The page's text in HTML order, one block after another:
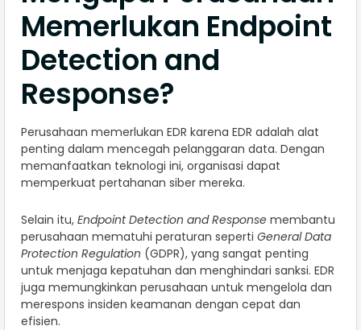
Memerlukan Endpoint
Detection and
Response?
Perusahaan memerlukan EDR karena EDR adalah alat
penting dalam mencegah pelanggaran data. Dengan
memanfaatkan teknologi ini, organisasi dapat
memperkuat pertahanan siber mereka.
Selain itu, Endpoint Detection and Response membantu
perusahaan mematuhi peraturan seperti General Data
Protection Regulation (GDPR), yang sangat penting
untuk menjaga kepatuhan dan menghindari sanksi. EDR
juga memungkinkan perusahaan untuk mengelola dan
merespons insiden keamanan dengan cepat dan
efisien.